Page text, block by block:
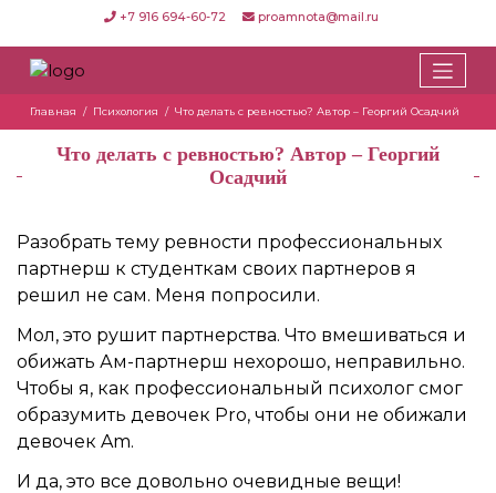
+7 916 694-60-72 proamnota@mail.ru
Главная Психология Что делать с ревностью? Автор – Георгий Осадчий
Что делать с ревностью? Автор – Георгий
Осадчий
Разобрать тему ревности профессиональных
партнерш к студенткам своих партнеров я
решил не сам. Меня попросили.
Мол, это рушит партнерства. Что вмешиваться и
обижать Ам-партнерш нехорошо, неправильно.
Чтобы я, как профессиональный психолог смог
образумить девочек Pro, чтобы они не обижали
девочек Am.
И да, это все довольно очевидные вещи!